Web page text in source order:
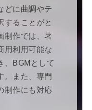
どに曲調やテ
することがと
制作では、著
用利用可能な
、BGMとして
。また、専門
制作にも対応